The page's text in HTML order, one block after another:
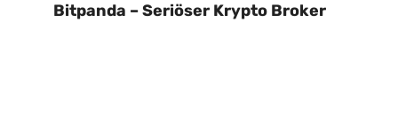
Bitpanda – Seriöser Krypto Broker